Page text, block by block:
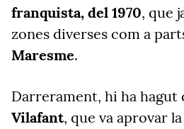
franquista, del 1970, que
zones diverses com a
Maresme.
Darrerament, hi ha hagut
Vilafant, que va aprovar